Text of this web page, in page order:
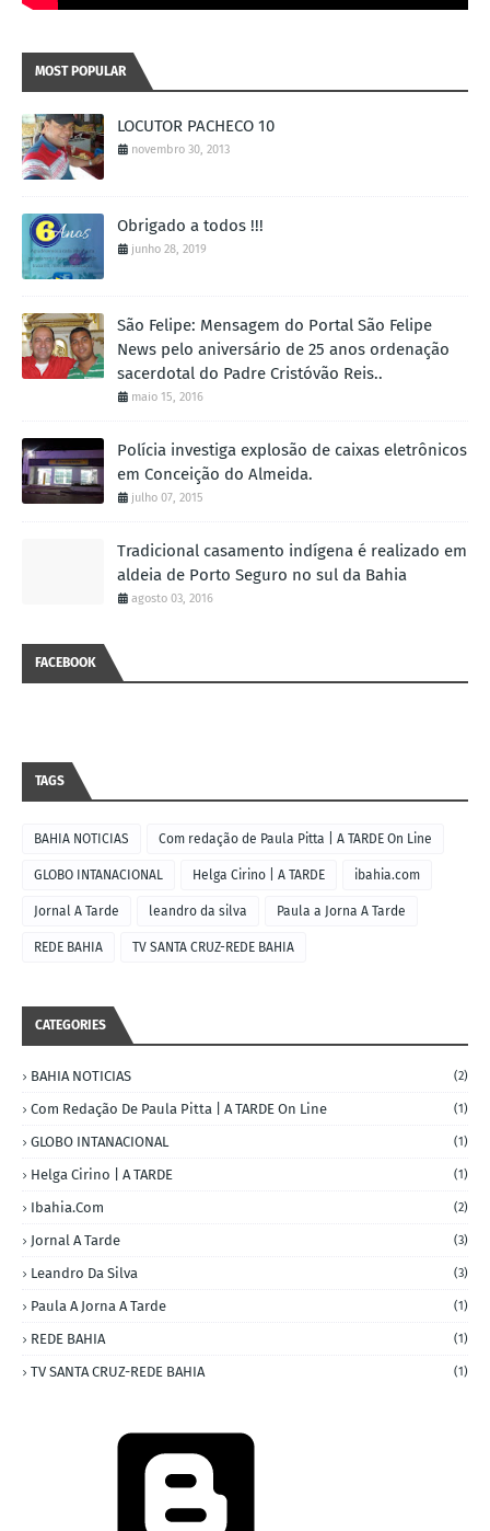
MOST POPULAR
LOCUTOR PACHECO 10
novembro 30, 2013
Obrigado a todos !!!
junho 28, 2019
São Felipe: Mensagem do Portal São Felipe
News pelo aniversário de 25 anos ordenação
sacerdotal do Padre Cristóvão Reis..
maio 15, 2016
Polícia investiga explosão de caixas eletrônicos
em Conceição do Almeida.
julho 07, 2015
Tradicional casamento indígena é realizado em
aldeia de Porto Seguro no sul da Bahia
agosto 03, 2016
FACEBOOK
TAGS
BAHIA NOTICIAS Com redação de Paula Pitta | A TARDE On Line
GLOBO INTANACIONAL Helga Cirino | A TARDE ibahia.com
Jornal A Tarde leandro da silva Paula a Jorna A Tarde
REDE BAHIA TV SANTA CRUZ-REDE BAHIA
CATEGORIES
BAHIA NOTICIAS (2)
Com Redação De Paula Pitta | A TARDE On Line (1)
GLOBO INTANACIONAL (1)
Helga Cirino | A TARDE (1)
Ibahia.com (2)
Jornal A Tarde (3)
Leandro Da Silva (3)
Paula A Jorna A Tarde (1)
REDE BAHIA (1)
TV SANTA CRUZ-REDE BAHIA (1)